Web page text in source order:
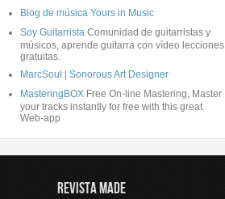
Blog de música Yours in Music
Soy Guitarrista Comunidad de guitarristas y
músicos, aprende guitarra con vídeo lecciones
gratuitas.
MarcSoul | Sonorous Art Designer
MasteringBOX Free On-line Mastering, Master
your tracks instantly for free with this great
Web-app
REVISTA MADE